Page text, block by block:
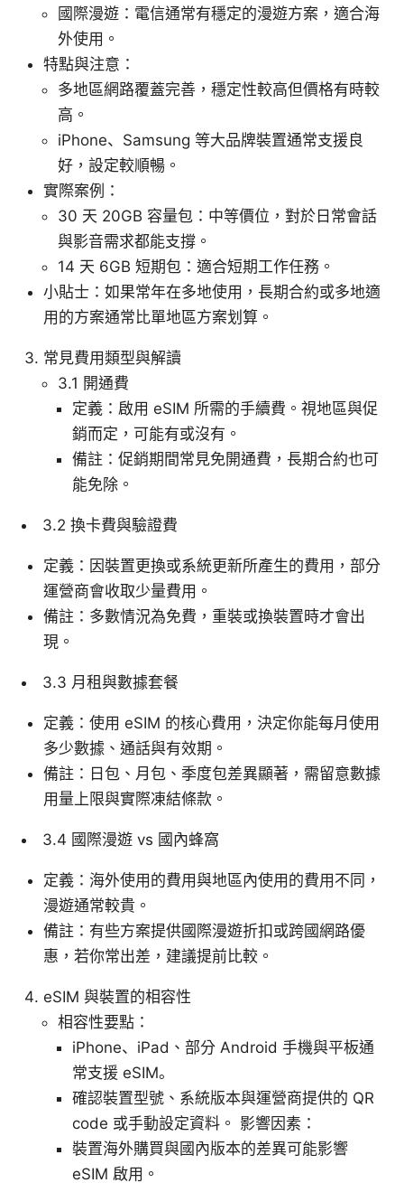
國際漫遊：電信通常有穩定的漫遊方案，適合海
外使用。
特點與注意：
多地區網路覆蓋完善，穩定性較高但價格有時較
高。
iPhone、Samsung 等大品牌裝置通常支援良
好，設定較順暢。
實際案例：
30 天 20GB 容量包：中等價位，對於日常會話
與影音需求都能支撐。
14 天 6GB 短期包：適合短期工作任務。
小貼士：如果常年在多地使用，長期合約或多地適
用的方案通常比單地區方案划算。
常見費用類型與解讀
3.1 開通費
定義：啟用 eSIM 所需的手續費。視地區與促
銷而定，可能有或沒有。
備註：促銷期間常見免開通費，長期合約也可
能免除。
3.2 換卡費與驗證費
定義：因裝置更換或系統更新所產生的費用，部分
運營商會收取少量費用。
備註：多數情況為免費，重裝或換裝置時才會出
現。
3.3 月租與數據套餐
定義：使用 eSIM 的核心費用，決定你能每月使用
多少數據、通話與有效期。
備註：日包、月包、季度包差異顯著，需留意數據
用量上限與實際凍結條款。
3.4 國際漫遊 vs 國內蜂窩
定義：海外使用的費用與地區內使用的費用不同，
漫遊通常較貴。
備註：有些方案提供國際漫遊折扣或跨國網路優
惠，若你常出差，建議提前比較。
eSIM 與裝置的相容性
相容性要點：
iPhone、iPad、部分 Android 手機與平板通
常支援 eSIM。
確認裝置型號、系統版本與運營商提供的 QR
code 或手動設定資料。 影響因素：
裝置海外購買與國內版本的差異可能影響
eSIM 啟用。